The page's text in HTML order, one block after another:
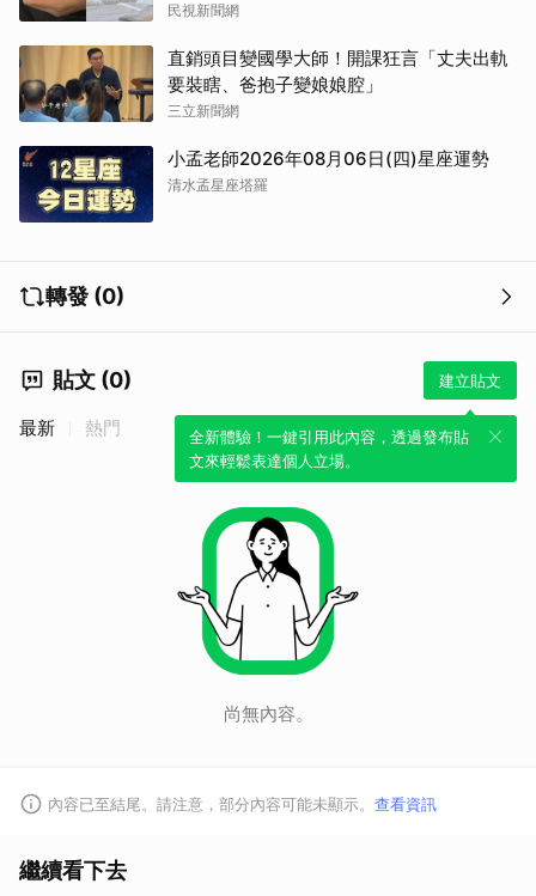
民視新聞網
直銷頭目變國學大師！開課狂言「丈夫出軌
要裝瞎、爸抱子變娘娘腔」
三立新聞網
小孟老師2026年08月06日(四)星座運勢
清水孟星座塔羅
轉發 (0)
貼文 (0) 建立貼文
全新體驗！一鍵引用此內容，透過發布貼
文來輕鬆表達個人立場。
最新 熱門
尚無內容。
內容已至結尾。請注意，部分內容可能未顯示。 查看資訊
繼續看下去